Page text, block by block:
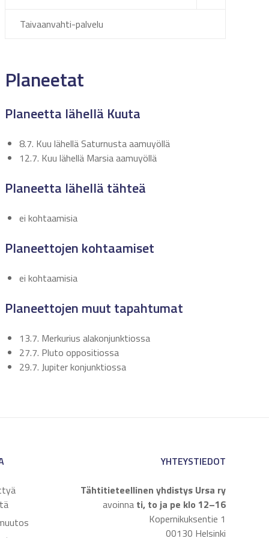
Taivaanvahti-palvelu
Planeetat
Planeetta lähellä Kuuta
8.7. Kuu lähellä Saturnusta aamuyöllä
12.7. Kuu lähellä Marsia aamuyöllä
Planeetta lähellä tähteä
ei kohtaamisia
Planeettojen kohtaamiset
ei kohtaamisia
Planeettojen muut tapahtumat
13.7. Merkurius alakonjunktiossa
27.7. Pluto oppositiossa
29.7. Jupiter konjunktiossa
YHTEYSTIEDOT
Tähtitieteellinen yhdistys Ursa ry
avoinna ti, to ja pe klo 12–16
Kopernikuksentie 1
00130 Helsinki